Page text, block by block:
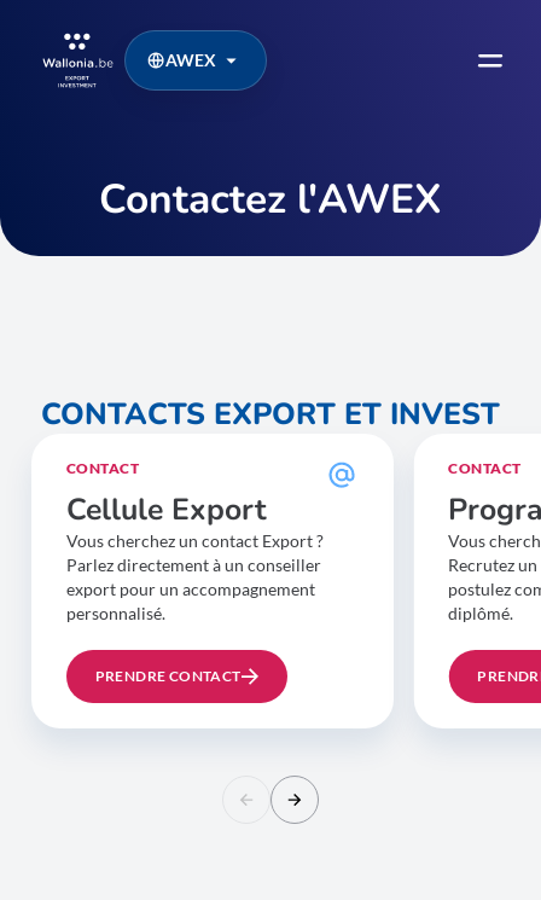
AWEX
Contactez l'AWEX
CONTACTS EXPORT ET INVEST
CONTACT
Cellule Export
Vous cherchez un contact Export ?
Parlez directement à un conseiller
export pour un accompagnement
personnalisé.
PRENDRE CONTACT
CONTACT
Vous
Recrutez
postulez
diplômé.